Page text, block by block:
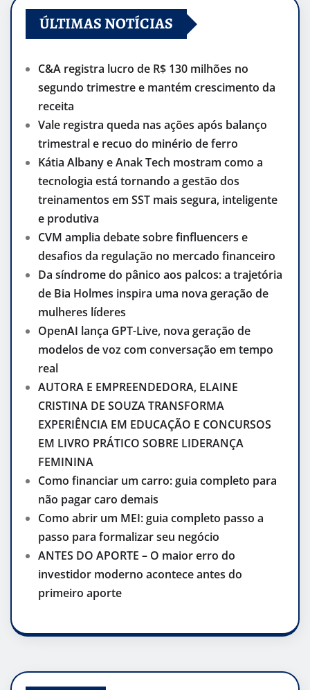
ÚLTIMAS NOTÍCIAS
C&A registra lucro de R$ 130 milhões no
segundo trimestre e mantém crescimento da
receita
Vale registra queda nas ações após balanço
trimestral e recuo do minério de ferro
Kátia Albany e Anak Tech mostram como a
tecnologia está tornando a gestão dos
treinamentos em SST mais segura, inteligente
e produtiva
CVM amplia debate sobre finfluencers e
desafios da regulação no mercado financeiro
Da síndrome do pânico aos palcos: a trajetória
de Bia Holmes inspira uma nova geração de
mulheres líderes
OpenAI lança GPT-Live, nova geração de
modelos de voz com conversação em tempo
real
AUTORA E EMPREENDEDORA, ELAINE
CRISTINA DE SOUZA TRANSFORMA
EXPERIÊNCIA EM EDUCAÇÃO E CONCURSOS
EM LIVRO PRÁTICO SOBRE LIDERANÇA
FEMININA
Como financiar um carro: guia completo para
não pagar caro demais
Como abrir um MEI: guia completo passo a
passo para formalizar seu negócio
ANTES DO APORTE – O maior erro do
investidor moderno acontece antes do
primeiro aporte